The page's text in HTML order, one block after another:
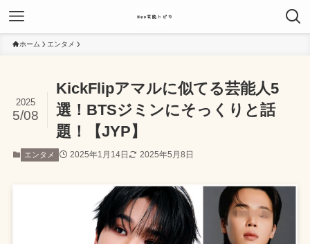
ホーム エンタメ
KickFlipアマルに似てる芸能人5
選！BTSジミンにそっくりと話
題！【JYP】
2025
5/08
エンタメ 2025年1月14日 2025年5月8日